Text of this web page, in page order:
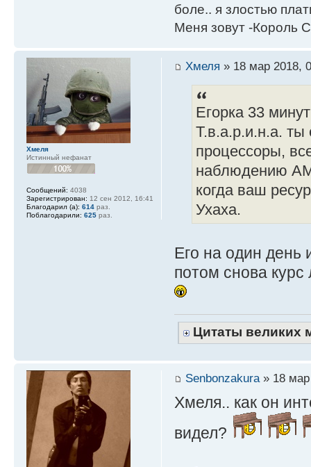
боле.. я злостью
Меня зовут -Король
Хмеля » 18 мар 2018,
Егорка 33
Т.в.а.р.и.н.а.
процессоры,
наблюдению
когда ваш
Ухаха.
Его на один день
потом снова
Цитаты великих
Хмеля
Истинный нефанат
Сообщений: 4038
Зарегистрирован: 12 сен 2012, 16:41
Благодарил (а): 614 раз.
Поблагодарили: 625 раз.
Senbonzakura» 18 мар
Хмеля.. как он
видел?